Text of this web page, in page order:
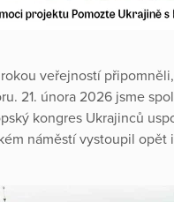
veřejností
21. února 2026 jsme
kongres Ukrajinců
náměstí vystoupil opět